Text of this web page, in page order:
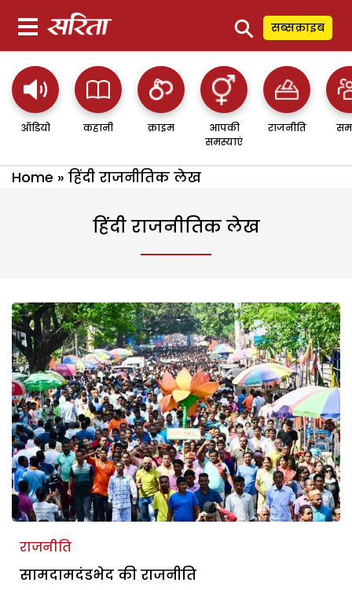
⚲ सब्सक्राइब
ऑडियो कहानी क्राइम
आपकी
समस्याएं
राजनीति
Home » हिंदी राजनीतिक लेख
हिंदी राजनीतिक लेख
राजनीति
सामदामदंडभेद की राजनीति